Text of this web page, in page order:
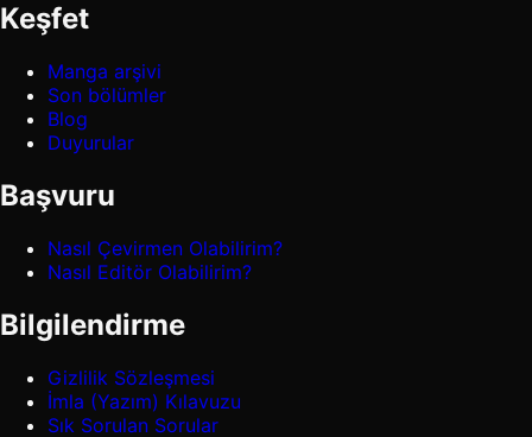
Keşfet
Manga arşivi
Son bölümler
Blog
Duyurular
Başvuru
Nasıl Çevirmen Olabilirim?
Nasıl Editör Olabilirim?
Bilgilendirme
Gizlilik Sözleşmesi
İmla (Yazım) Kılavuzu
Sık Sorulan Sorular